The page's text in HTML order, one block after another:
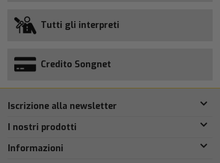
Tutti gli interpreti
Credito Songnet
Iscrizione alla newsletter
I nostri prodotti
Informazioni